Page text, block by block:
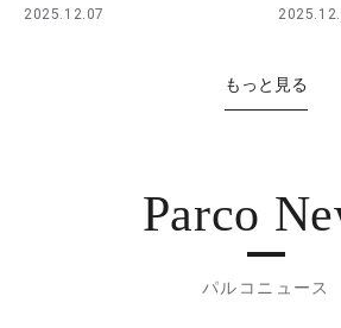
2025.12.07
もっと見る
Parco
パルコニュース